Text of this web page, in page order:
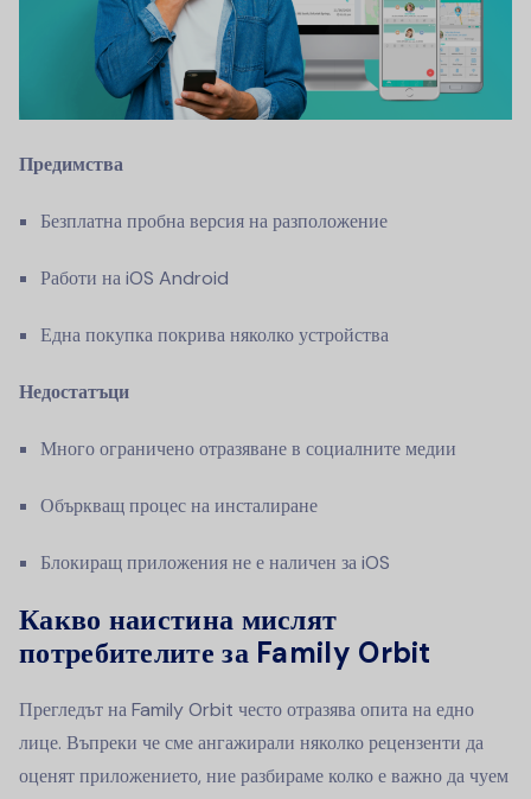
Предимства
Безплатна пробна версия на разположение
Работи на iOS Android
Една покупка покрива няколко устройства
Недостатъци
Много ограничено отразяване в социалните медии
Объркващ процес на инсталиране
Блокиращ приложения не е наличен за iOS
Какво наистина мислят
потребителите за Family Orbit
Прегледът на Family Orbit често отразява опита на едно
лице. Въпреки че сме ангажирали няколко рецензенти да
оценят приложението, ние разбираме колко е важно да чуем